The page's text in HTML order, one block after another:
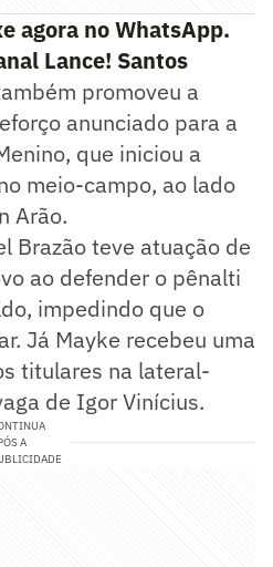
agora no WhatsApp.
Lance! Santos
promoveu a
anunciado para a
que iniciou a
meio-campo, ao lado
Arão.
Brazão teve atuação de
ao defender o pênalti
impedindo que o
Já Mayke recebeu uma
titulares na lateral-
de Igor Vinícius.
A